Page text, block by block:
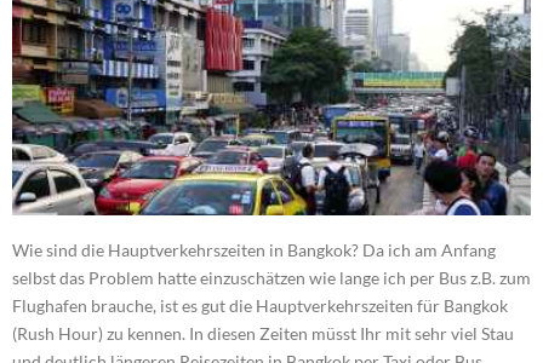
Wie sind die Hauptverkehrszeiten in Bangkok? Da ich am Anfang
selbst das Problem hatte einzuschätzen wie lange ich per Bus z.B. zum
Flughafen brauche, ist es gut die Hauptverkehrszeiten für Bangkok
(Rush Hour) zu kennen. In diesen Zeiten müsst Ihr mit sehr viel Stau